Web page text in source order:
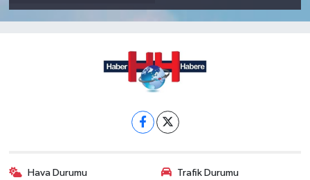
Hava Durumu Trafik Durumu